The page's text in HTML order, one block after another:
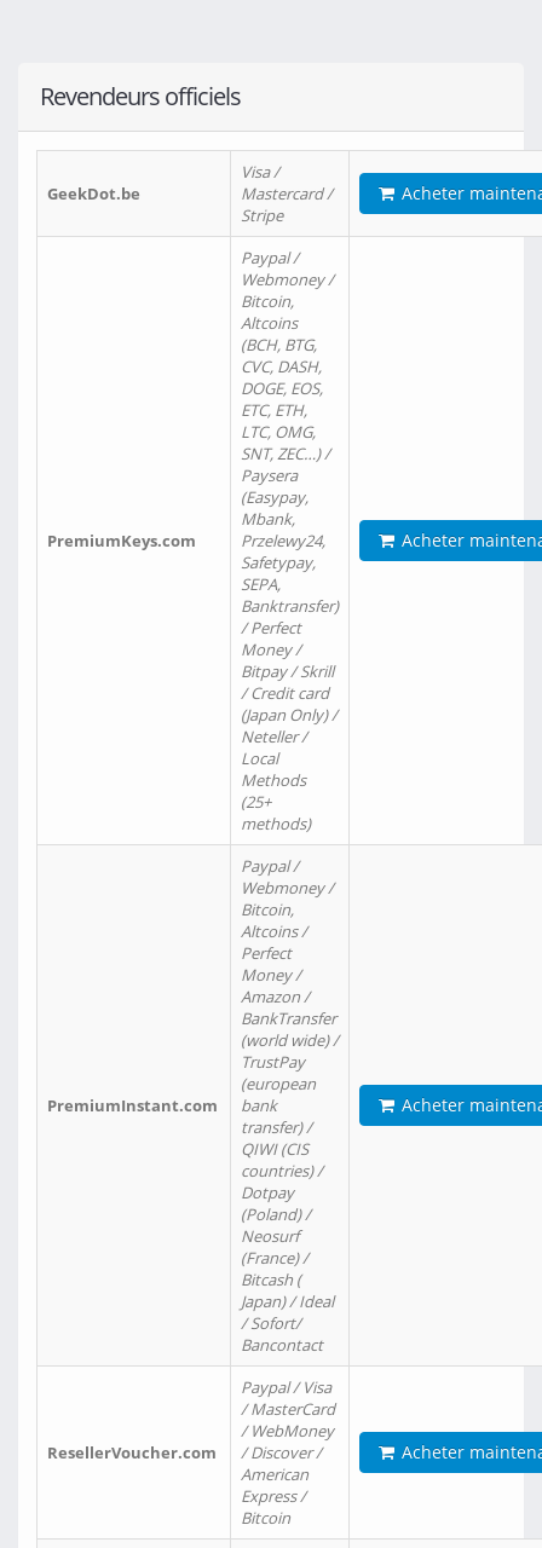
Revendeurs officiels
GeekDot.be
Visa /
Mastercard /
Stripe
Acheter
PremiumKeys.com
Paypal /
Webmoney /
Bitcoin,
Altcoins
(BCH, BTG,
CVC, DASH,
DOGE, EOS,
ETC, ETH,
LTC, OMG,
SNT, ZEC…) /
Paysera
(Easypay,
Mbank,
Przelewy24,
Safetypay,
SEPA,
Banktransfer)
/ Perfect
Money /
Bitpay / Skrill
/ Credit card
(Japan Only) /
Neteller /
Local
Methods
(25+
methods)
Acheter
PremiumInstant.com
Paypal /
Webmoney /
Bitcoin,
Altcoins /
Perfect
Money /
Amazon /
BankTransfer
(world wide) /
TrustPay
(european
bank
transfer) /
QIWI (CIS
countries) /
Dotpay
(Poland) /
Neosurf
(France) /
Bitcash (
Japan) / Ideal
/ Sofort/
Bancontact
Acheter
ResellerVoucher.com
Paypal / Visa
/ MasterCard
/ WebMoney
/ Discover /
American
Express /
Bitcoin
Acheter